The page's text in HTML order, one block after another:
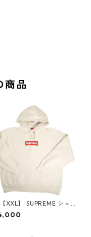
商品
XXL】 SUPREME シュ
ム 24AW Box Logo Ho
Sweatshirt Stone ボッ